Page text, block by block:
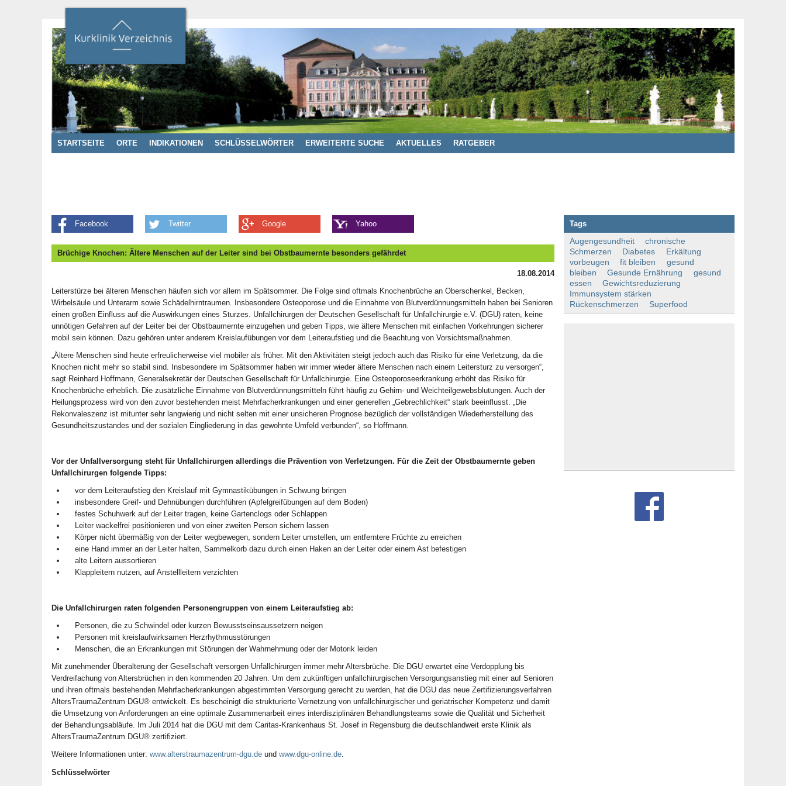
STARTSEITE ORTE INDIKATIONEN SCHLÜSSELWÖRTER ERWEITERTE SUCHE AKTUELLES RATGEBER
Facebook Twitter Google Yahoo
Brüchige Knochen: Ältere Menschen auf der Leiter sind bei Obstbaumernte besonders gefährdet
18.08.2014
Leiterstürze bei älteren Menschen häufen sich vor allem im Spätsommer. Die Folge sind oftmals Knochenbrüche an Oberschenkel, Becken,
Wirbelsäule und Unterarm sowie Schädelhirntraumen. Insbesondere Osteoporose und die Einnahme von Blutverdünnungsmitteln haben bei Senioren
einen großen Einfluss auf die Auswirkungen eines Sturzes. Unfallchirurgen der Deutschen Gesellschaft für Unfallchirurgie e.V. (DGU) raten, keine
unnötigen Gefahren auf der Leiter bei der Obstbaumernte einzugehen und geben Tipps, wie ältere Menschen mit einfachen Vorkehrungen sicherer
mobil sein können. Dazu gehören unter anderem Kreislaufübungen vor dem Leiteraufstieg und die Beachtung von Vorsichtsmaßnahmen.
„Ältere Menschen sind heute erfreulicherweise viel mobiler als früher. Mit den Aktivitäten steigt jedoch auch das Risiko für eine Verletzung, da die
Knochen nicht mehr so stabil sind. Insbesondere im Spätsommer haben wir immer wieder ältere Menschen nach einem Leitersturz zu versorgen“,
sagt Reinhard Hoffmann, Generalsekretär der Deutschen Gesellschaft für Unfallchirurgie. Eine Osteoporoseerkrankung erhöht das Risiko für
Knochenbrüche erheblich. Die zusätzliche Einnahme von Blutverdünnungsmitteln führt häufig zu Gehirn- und Weichteilgewebsblutungen. Auch der
Heilungsprozess wird von den zuvor bestehenden meist Mehrfacherkrankungen und einer generellen „Gebrechlichkeit“ stark beeinflusst. „Die
Rekonvaleszenz ist mitunter sehr langwierig und nicht selten mit einer unsicheren Prognose bezüglich der vollständigen Wiederherstellung des
Gesundheitszustandes und der sozialen Eingliederung in das gewohnte Umfeld verbunden“, so Hoffmann.
Vor der Unfallversorgung steht für Unfallchirurgen allerdings die Prävention von Verletzungen. Für die Zeit der Obstbaumernte geben
Unfallchirurgen folgende Tipps:
vor dem Leiteraufstieg den Kreislauf mit Gymnastikübungen in Schwung bringen
insbesondere Greif- und Dehnübungen durchführen (Apfelgreifübungen auf dem Boden)
festes Schuhwerk auf der Leiter tragen, keine Gartenclogs oder Schlappen
Leiter wackelfrei positionieren und von einer zweiten Person sichern lassen
Körper nicht übermäßig von der Leiter wegbewegen, sondern Leiter umstellen, um entferntere Früchte zu erreichen
eine Hand immer an der Leiter halten, Sammelkorb dazu durch einen Haken an der Leiter oder einem Ast befestigen
alte Leitern aussortieren
Klappleitern nutzen, auf Anstellleitern verzichten
Die Unfallchirurgen raten folgenden Personengruppen von einem Leiteraufstieg ab:
Personen, die zu Schwindel oder kurzen Bewusstseinsaussetzern neigen
Personen mit kreislaufwirksamen Herzrhythmusstörungen
Menschen, die an Erkrankungen mit Störungen der Wahrnehmung oder der Motorik leiden
Mit zunehmender Überalterung der Gesellschaft versorgen Unfallchirurgen immer mehr Altersbrüche. Die DGU erwartet eine Verdopplung bis
Verdreifachung von Altersbrüchen in den kommenden 20 Jahren. Um dem zukünftigen unfallchirurgischen Versorgungsanstieg mit einer auf Senioren
und ihren oftmals bestehenden Mehrfacherkrankungen abgestimmten Versorgung gerecht zu werden, hat die DGU das neue Zertifizierungsverfahren
AltersTraumaZentrum DGU® entwickelt. Es bescheinigt die strukturierte Vernetzung von unfallchirurgischer und geriatrischer Kompetenz und damit
die Umsetzung von Anforderungen an eine optimale Zusammenarbeit eines interdisziplinären Behandlungsteams sowie die Qualität und Sicherheit
der Behandlungsabläufe. Im Juli 2014 hat die DGU mit dem Caritas-Krankenhaus St. Josef in Regensburg die deutschlandweit erste Klinik als
AltersTraumaZentrum DGU® zertifiziert.
Weitere Informationen unter: www.alterstraumazentrum-dgu.de und www.dgu-online.de.
Schlüsselwörter
Tags
Augengesundheit
chronische
Schmerzen
Diabetes
Erkältung
vorbeugen
fit bleiben
gesund
bleiben
Gesunde Ernährung
gesund
essen
Gewichtsreduzierung
Immunsystem stärken
Rückenschmerzen
Superfood